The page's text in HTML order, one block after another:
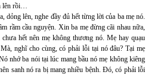
lên rồi…
dỏng lên, nghe đầy đủ hết từng lời của ba mẹ nó.
rầm cầu nguyện. Xin ba mẹ đừng cãi nhau nữa,
hết nên mẹ không thương nó. Mẹ hay quạu
nghĩ cho cùng, có phải lỗi tại nó đâu? Tại mẹ
nhớ ba nói tại lúc mang bầu nó mẹ không kiêng
sanh nó ra bị mang nhiều bệnh. Đó, có phải lỗi